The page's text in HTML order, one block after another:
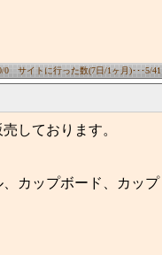
0 サイトに行った数(7日/1ヶ月)･･･5/41
しております。
カップボード、カップ